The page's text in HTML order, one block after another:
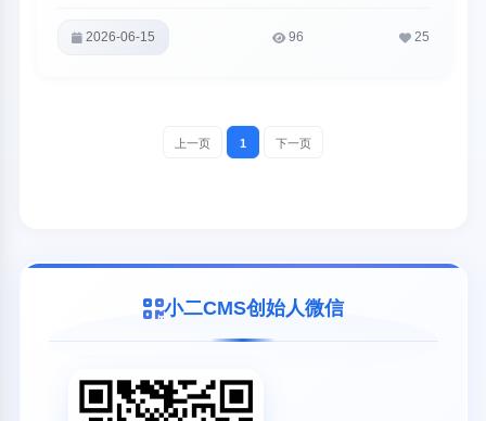
转化的私域交易平台。
2026-06-15 96 25
上一页 1 下一页
小二CMS创始人微信